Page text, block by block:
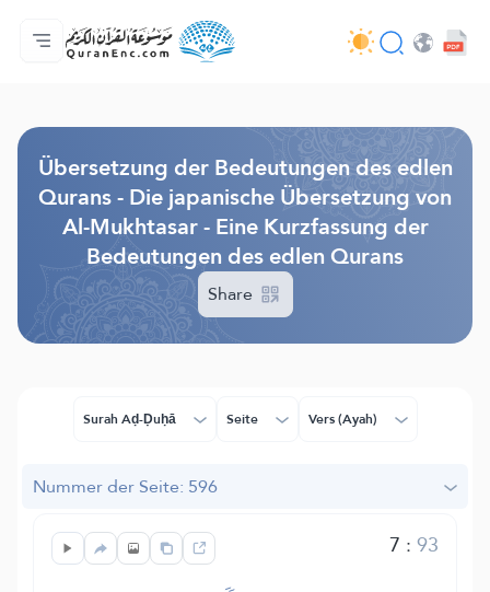
Hauptseite
Inhaltsverzeichnis der Übersetzungen
Audio
Service der Entwickler - API
Über das Projekt
Kontakt
Sprache
Übersetzung der Bedeutungen des edlen
Qurans - Die japanische Übersetzung von
Al-Mukhtasar - Eine Kurzfassung der
Bedeutungen des edlen Qurans
Share
Surah Aḍ-Ḍuḥā Seite Vers (Ayah)
Nummer der Seite: 596
7 :93